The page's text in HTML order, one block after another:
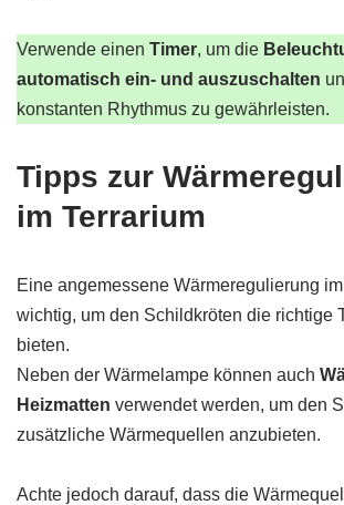
Verwende einen Timer, um die
automatisch ein- und auszuschalten
konstanten Rhythmus zu gewährleisten.
Tipps zur
im Terrarium
Eine angemessene Wärmeregulierung
wichtig, um den Schildkröten die richtige
bieten.
Neben der Wärmelampe können auch
Heizmatten verwendet werden, um den
zusätzliche Wärmequellen anzubieten.
Achte jedoch darauf, dass die